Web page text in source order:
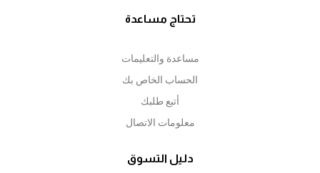
تحتاج مساعدة
مساعدة والتعليمات
الحساب الخاص بك
أتبع طلبك
معلومات الاتصال
دليل التسوق